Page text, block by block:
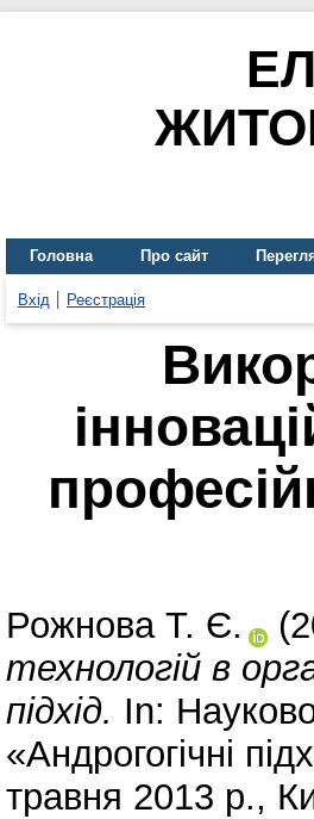
Головна Про сайт
Вхід Реєстрація
Рожнова Т. Є.
технологій в
підхід. In:
«Андрогогічні
травня 2013 р.,